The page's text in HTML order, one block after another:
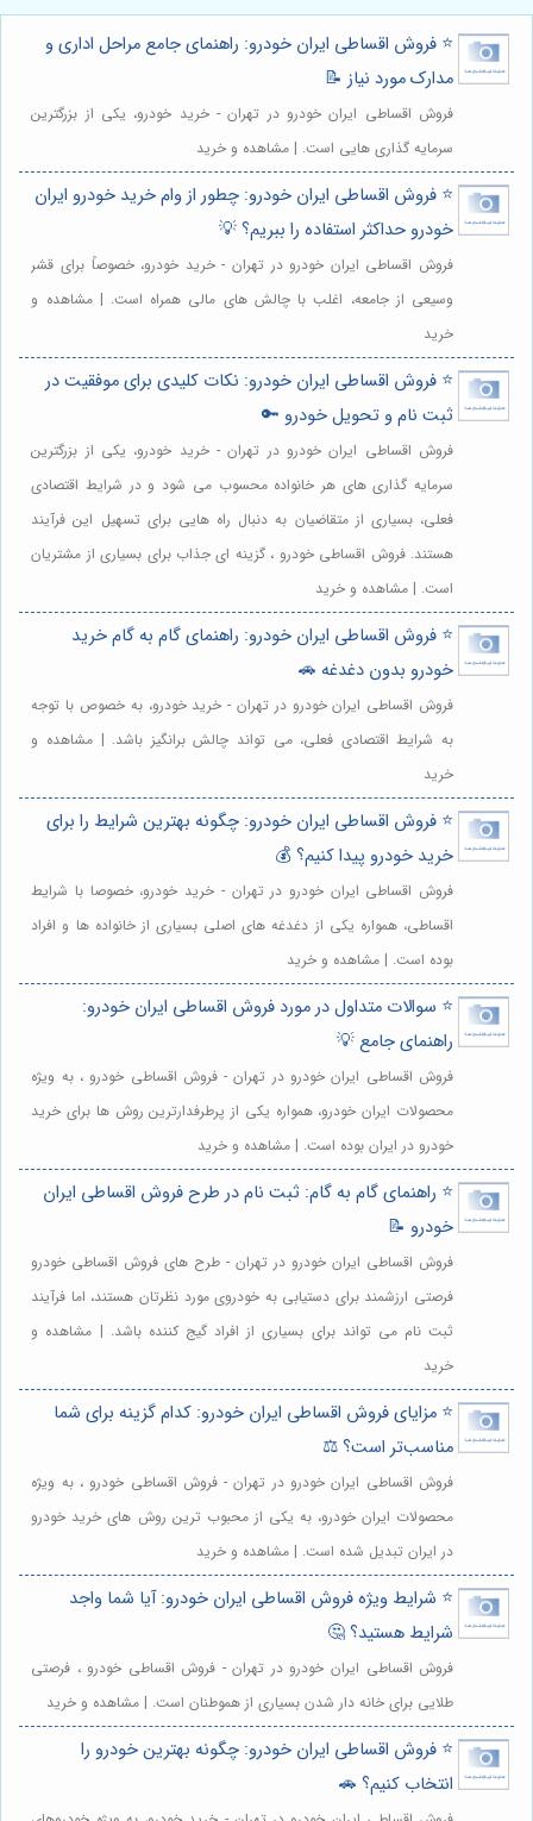
⭐️ فروش اقساطی ایران خودرو: راهنمای جامع مراحل اداری و
مدارک مورد نیاز 📝
فروش اقساطی ایران خودرو در تهران - خرید خودرو، یکی از بزرگترین
سرمایه گذاری هایی است. | مشاهده و خرید
⭐️ فروش اقساطی ایران خودرو: چطور از وام خرید خودرو ایران
خودرو حداکثر استفاده را ببریم؟ 💡
فروش اقساطی ایران خودرو در تهران - خرید خودرو، خصوصاً برای قشر
وسیعی از جامعه، اغلب با چالش های مالی همراه است. | مشاهده و
خرید
⭐️ فروش اقساطی ایران خودرو: نکات کلیدی برای موفقیت در
ثبت نام و تحویل خودرو 🔑
فروش اقساطی ایران خودرو در تهران - خرید خودرو، یکی از بزرگترین
سرمایه گذاری های هر خانواده محسوب می شود و در شرایط اقتصادی
فعلی، بسیاری از متقاضیان به دنبال راه هایی برای تسهیل این فرآیند
هستند. فروش اقساطی خودرو ، گزینه ای جذاب برای بسیاری از مشتریان
است. | مشاهده و خرید
⭐️ فروش اقساطی ایران خودرو: راهنمای گام به گام خرید
خودرو بدون دغدغه 🚗
فروش اقساطی ایران خودرو در تهران - خرید خودرو، به خصوص با توجه
به شرایط اقتصادی فعلی، می تواند چالش برانگیز باشد. | مشاهده و
خرید
⭐️ فروش اقساطی ایران خودرو: چگونه بهترین شرایط را برای
خرید خودرو پیدا کنیم؟ 💰
فروش اقساطی ایران خودرو در تهران - خرید خودرو، خصوصا با شرایط
اقساطی، همواره یکی از دغدغه های اصلی بسیاری از خانواده ها و افراد
بوده است. | مشاهده و خرید
⭐️ سوالات متداول در مورد فروش اقساطی ایران خودرو:
راهنمای جامع 💡
فروش اقساطی ایران خودرو در تهران - فروش اقساطی خودرو ، به ویژه
محصولات ایران خودرو، همواره یکی از پرطرفدارترین روش ها برای خرید
خودرو در ایران بوده است. | مشاهده و خرید
⭐️ راهنمای گام به گام: ثبت نام در طرح فروش اقساطی ایران
خودرو 📝
فروش اقساطی ایران خودرو در تهران - طرح های فروش اقساطی خودرو
فرصتی ارزشمند برای دستیابی به خودروی مورد نظرتان هستند، اما فرآیند
ثبت نام می تواند برای بسیاری از افراد گیج کننده باشد. | مشاهده و
خرید
⭐️ مزایای فروش اقساطی ایران خودرو: کدام گزینه برای شما
مناسب‌تر است؟ ⚖️
فروش اقساطی ایران خودرو در تهران - فروش اقساطی خودرو ، به ویژه
محصولات ایران خودرو، به یکی از محبوب ترین روش های خرید خودرو
در ایران تبدیل شده است. | مشاهده و خرید
⭐️ شرایط ویژه فروش اقساطی ایران خودرو: آیا شما واجد
شرایط هستید؟ 🤔
فروش اقساطی ایران خودرو در تهران - فروش اقساطی خودرو ، فرصتی
طلایی برای خانه دار شدن بسیاری از هموطنان است. | مشاهده و خرید
⭐️ فروش اقساطی ایران خودرو: چگونه بهترین خودرو را
انتخاب کنیم؟ 🚗